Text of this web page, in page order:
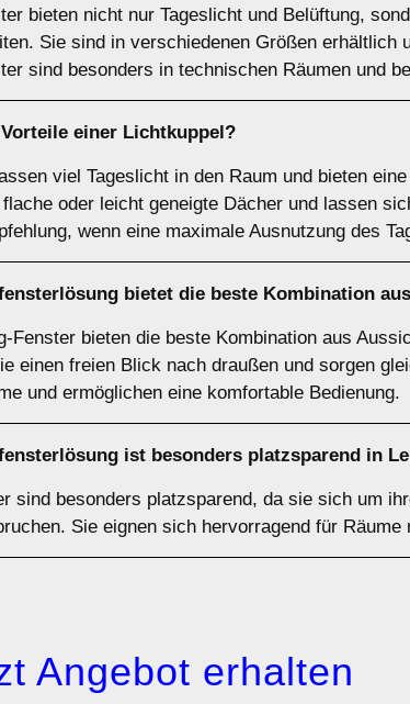
bieten nicht nur Tageslicht und Belüftung,
Sie sind in verschiedenen Größen erhältlich
sind besonders in technischen Räumen und
einer Lichtkuppel?
viel Tageslicht in den Raum und bieten
oder leicht geneigte Dächer und lassen
wenn eine maximale Ausnutzung des
bietet die beste Kombination
Fenster bieten die beste Kombination aus
einen freien Blick nach draußen und sorgen
und ermöglichen eine komfortable Bedienung.
ist besonders platzsparend in
sind besonders platzsparend, da sie sich um
Sie eignen sich hervorragend für
Angebot erhalten